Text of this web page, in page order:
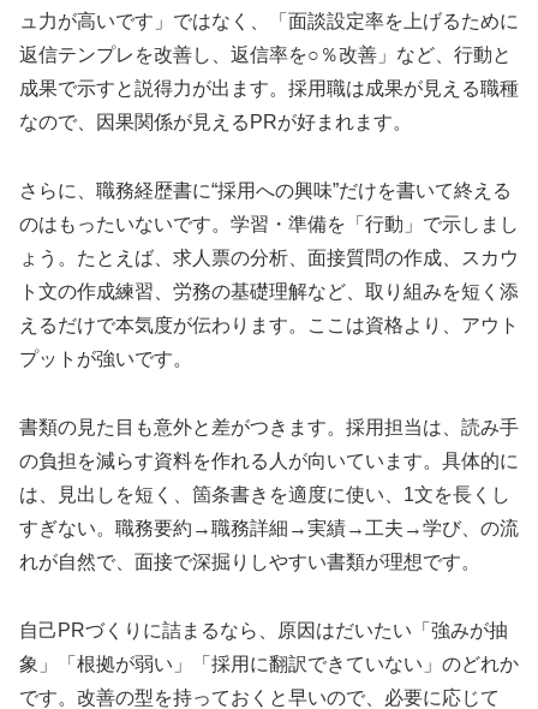
ュ力が高いです」ではなく、「面談設定率を上げるために
返信テンプレを改善し、返信率を○％改善」など、行動と
成果で示すと説得力が出ます。採用職は成果が見える職種
なので、因果関係が見えるPRが好まれます。
さらに、職務経歴書に“採用への興味”だけを書いて終える
のはもったいないです。学習・準備を「行動」で示しまし
ょう。たとえば、求人票の分析、面接質問の作成、スカウ
ト文の作成練習、労務の基礎理解など、取り組みを短く添
えるだけで本気度が伝わります。ここは資格より、アウト
プットが強いです。
書類の見た目も意外と差がつきます。採用担当は、読み手
の負担を減らす資料を作れる人が向いています。具体的に
は、見出しを短く、箇条書きを適度に使い、1文を長くし
すぎない。職務要約→職務詳細→実績→工夫→学び、の流
れが自然で、面接で深掘りしやすい書類が理想です。
自己PRづくりに詰まるなら、原因はだいたい「強みが抽
象」「根拠が弱い」「採用に翻訳できていない」のどれか
です。改善の型を持っておくと早いので、必要に応じて